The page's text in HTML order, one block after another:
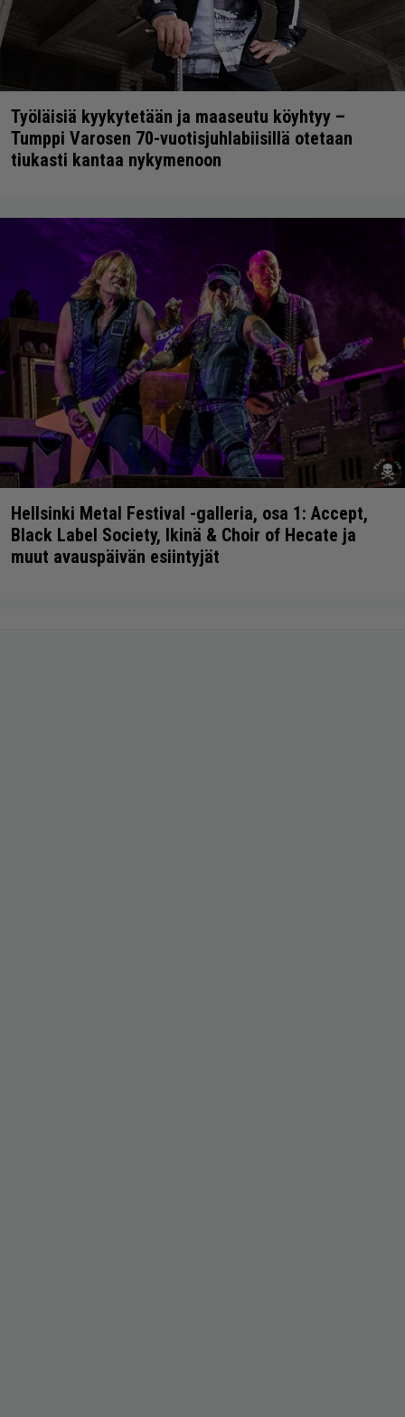
Työläisiä kyykytetään ja maaseutu köyhtyy –
Tumppi Varosen 70-vuotisjuhlabiisillä otetaan
tiukasti kantaa nykymenoon
Hellsinki Metal Festival -galleria, osa 1: Accept,
Black Label Society, Ikinä & Choir of Hecate ja
muut avauspäivän esiintyjät